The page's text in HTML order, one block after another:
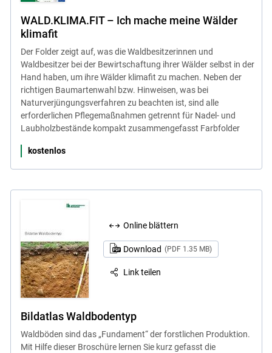
WALD.KLIMA.FIT – Ich mache meine Wälder
klimafit
Der Folder zeigt auf, was die Waldbesitzerinnen und
Waldbesitzer bei der Bewirtschaftung ihrer Wälder selbst in der
Hand haben, um ihre Wälder klimafit zu machen. Neben der
richtigen Baumartenwahl bzw. Hinweisen, was bei
Naturverjüngungsverfahren zu beachten ist, sind alle
erforderlichen Pflegemaßnahmen getrennt für Nadel- und
Laubholzbestände kompakt zusammengefasst Farbfolder
kostenlos
Online blättern
Download (PDF 1.35 MB)
Link teilen
Bildatlas Waldbodentyp
Waldböden sind das „Fundament“ der forstlichen Produktion.
Mit Hilfe dieser Broschüre lernen Sie kurz gefasst die